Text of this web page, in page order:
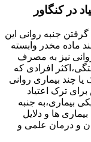
در کنگاور
جنبه روانی این
ماده مخدر وابسته
نیز به مصرف
افرادی که
یا چند بیماری روانی
ترک اعتیاد
بیماری،به جنبه
ها و دلایل
و درمان علمی و